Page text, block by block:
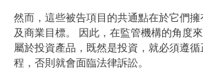
然而，這些被告項目的共通點在於它們
及商業目標。 因此，在監管機構的角度
屬於投資產品，既然是投資，就必須遵
程，否則就會面臨法律訴訟。